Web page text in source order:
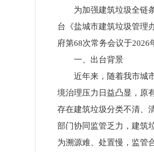
为加强建筑垃圾全链
台《盐城市建筑垃圾管理
府第68次常务会议于2026
一、出台背景
近年来，随着我市城
境治理压力日益凸显，原
存在建筑垃圾分类不清、
部门协同监管乏力，建筑
为溯源难、处置慢，监管